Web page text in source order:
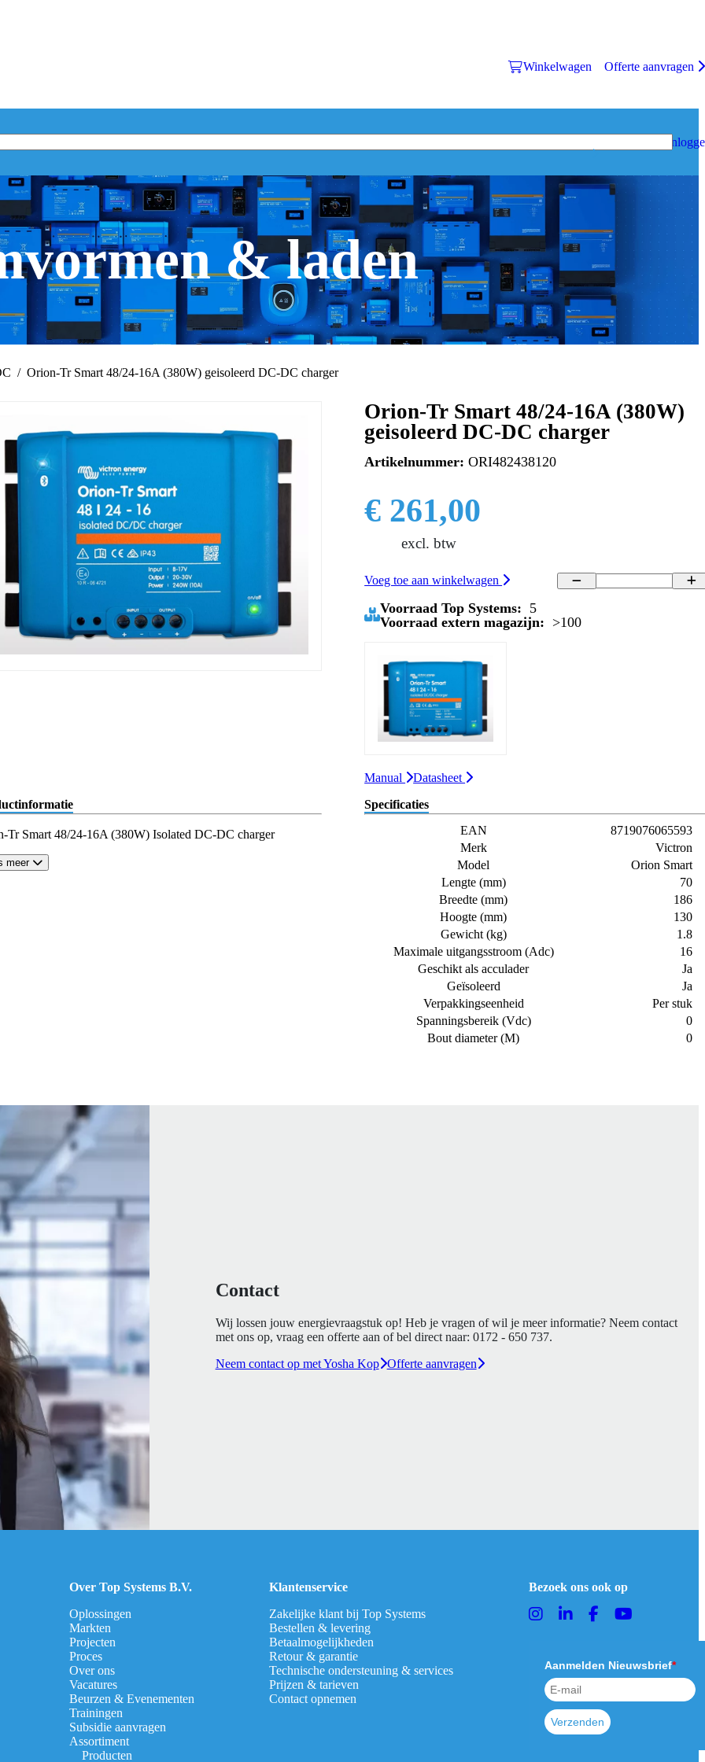
Winkelwagen Offerte aanvragen
& laden
Orion-Tr Smart 48/24-16A (380W) geisoleerd DC-DC charger
Orion-Tr Smart 48/24-16A (380W)
geisoleerd DC-DC charger
Artikelnummer: ORI482438120
€ 261,00
excl. btw
Voeg toe aan winkelwagen
Voorraad Top Systems: 5
Voorraad extern magazijn: >100
Manual
Datasheet
Tr Smart 48/24-16A (380W) Isolated DC-DC charger
meer
Specificaties
EAN
8719076065593
Merk
Victron
Model
Orion Smart
Lengte (mm)
70
Breedte (mm)
186
Hoogte (mm)
130
Gewicht (kg)
1.8
Maximale uitgangsstroom (Adc)
16
Geschikt als acculader
Ja
Geïsoleerd
Ja
Verpakkingseenheid
Per stuk
Spanningsbereik (Vdc)
0
Bout diameter (M)
0
Contact
Wij lossen jouw energievraagstuk op! Heb je vragen of wil je meer informatie? Neem contact
met ons op, vraag een offerte aan of bel direct naar: 0172 - 650 737.
Neem contact op met Yosha Kop Offerte aanvragen
Over Top Systems B.V.
Oplossingen
Markten
Projecten
Proces
Over ons
Vacatures
Beurzen & Evenementen
Trainingen
Subsidie aanvragen
Assortiment
Producten
Klantenservice
Zakelijke klant bij Top Systems
Bestellen & levering
Betaalmogelijkheden
Retour & garantie
Technische ondersteuning & services
Prijzen & tarieven
Contact opnemen
Bezoek ons ook op
Aanmelden Nieuwsbrief*
Verzenden